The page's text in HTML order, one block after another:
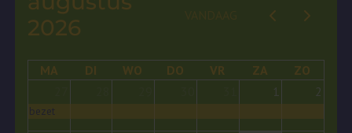
2026
MA DI WO DO VR ZA
ZO
1 2
bezet